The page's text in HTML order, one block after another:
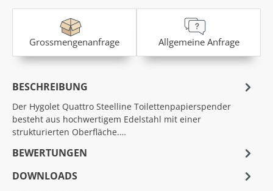
Grossmengenanfrage Allgemeine Anfrage
BESCHREIBUNG
Der Hygolet Quattro Steelline Toilettenpapierspender
besteht aus hochwertigem Edelstahl mit einer
strukturierten Oberfläche.…
BEWERTUNGEN
DOWNLOADS